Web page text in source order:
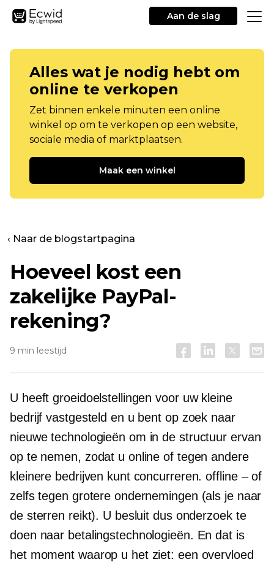
Aan de slag
Alles wat je nodig hebt om
online te verkopen
Zet binnen enkele minuten een online
winkel op om te verkopen op een website,
sociale media of marktplaatsen.
Maak een winkel
‹ Naar de blogstartpagina
Hoeveel kost een
zakelijke PayPal-
rekening?
9 min leestijd
U heeft groeidoelstellingen voor uw kleine
bedrijf vastgesteld en u bent op zoek naar
nieuwe technologieën om in de structuur ervan
op te nemen, zodat u online of tegen andere
kleinere bedrijven kunt concurreren.offline – of
zelfs tegen grotere ondernemingen (als je naar
de sterren reikt). U besluit dus onderzoek te
doen naar betalingstechnologieën. En dat is
het moment waarop u het ziet: een overvloed